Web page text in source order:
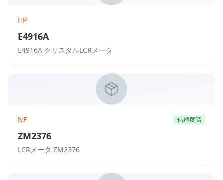
HP
E4916A
E4916A クリスタルLCRメータ
NF 信頼度高
ZM2376
LCRメータ ZM2376